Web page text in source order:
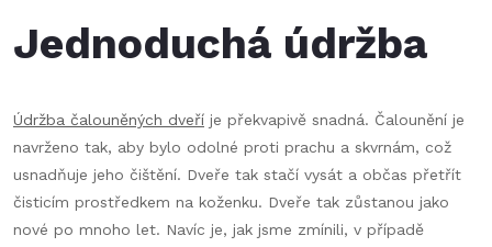
Jednoduchá údržba
Údržba čalouněných dveří je překvapivě snadná. Čalounění je
navrženo tak, aby bylo odolné proti prachu a skvrnám, což
usnadňuje jeho čištění. Dveře tak stačí vysát a občas přetřít
čisticím prostředkem na koženku. Dveře tak zůstanou jako
nové po mnoho let. Navíc je, jak jsme zmínili, v případě